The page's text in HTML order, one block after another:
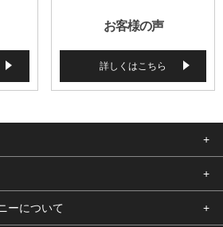
お客様の声
詳しくはこちら
ーについて